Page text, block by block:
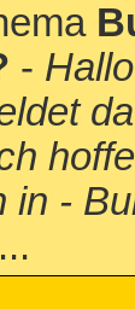
-
in -